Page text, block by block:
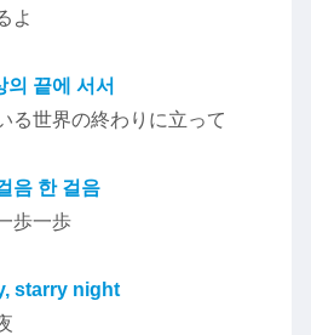
よ
의 끝에 서서
る世界の終わりに立って
음 한 걸음
歩一歩
starry night